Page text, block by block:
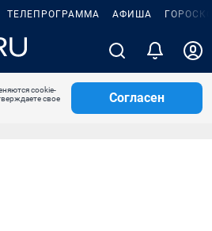
ТЕЛЕПРОГРАММА АФИША
cookie-
свое
Согласен